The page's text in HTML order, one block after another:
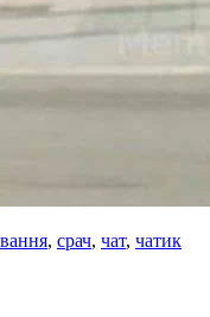
, срач, чат, чатик